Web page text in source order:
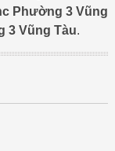
Phường 3 Vũng
3 Vũng Tàu.